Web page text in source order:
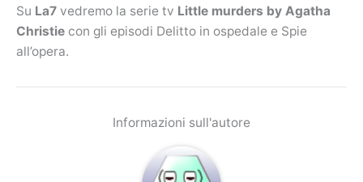
Su La7 vedremo la serie tv Little murders by Agatha
Christie con gli episodi Delitto in ospedale e Spie
all’opera.
Informazioni sull'autore